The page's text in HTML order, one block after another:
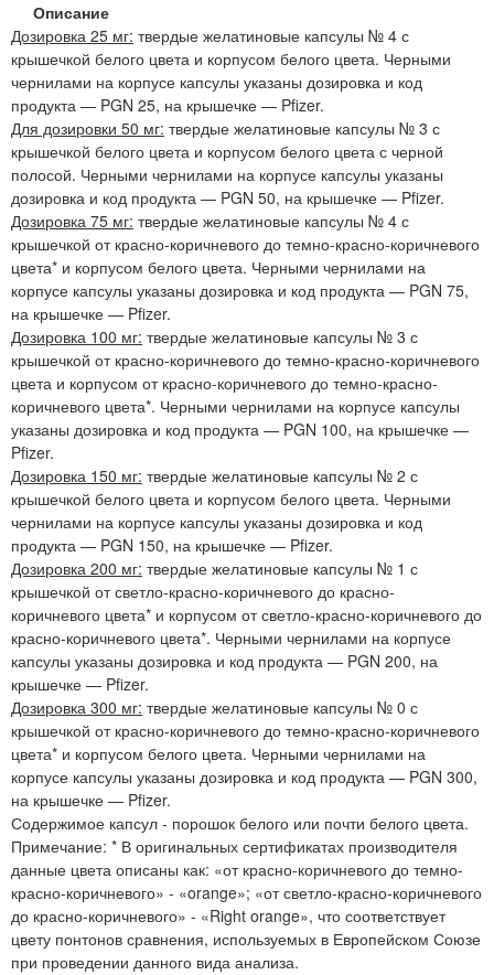
Описание
Дозировка 25 мг: твердые желатиновые капсулы № 4 с
крышечкой белого цвета и корпусом белого цвета. Черными
чернилами на корпусе капсулы указаны дозировка и код
продукта — PGN 25, на крышечке — Pfizer.
Для дозировки 50 мг: твердые желатиновые капсулы № 3 с
крышечкой белого цвета и корпусом белого цвета с черной
полосой. Черными чернилами на корпусе капсулы указаны
дозировка и код продукта — PGN 50, на крышечке — Pfizer.
Дозировка 75 мг: твердые желатиновые капсулы № 4 с
крышечкой от красно-коричневого до темно-красно-коричневого
цвета* и корпусом белого цвета. Черными чернилами на
корпусе капсулы указаны дозировка и код продукта — PGN 75,
на крышечке — Pfizer.
Дозировка 100 мг: твердые желатиновые капсулы № 3 с
крышечкой от красно-коричневого до темно-красно-коричневого
цвета и корпусом от красно-коричневого до темно-красно-
коричневого цвета*. Черными чернилами на корпусе капсулы
указаны дозировка и код продукта — PGN 100, на крышечке —
Pfizer.
Дозировка 150 мг: твердые желатиновые капсулы № 2 с
крышечкой белого цвета и корпусом белого цвета. Черными
чернилами на корпусе капсулы указаны дозировка и код
продукта — PGN 150, на крышечке — Pfizer.
Дозировка 200 мг: твердые желатиновые капсулы № 1 с
крышечкой от светло-красно-коричневого до красно-
коричневого цвета* и корпусом от светло-красно-коричневого до
красно-коричневого цвета*. Черными чернилами на корпусе
капсулы указаны дозировка и код продукта — PGN 200, на
крышечке — Pfizer.
Дозировка 300 мг: твердые желатиновые капсулы № 0 с
крышечкой от красно-коричневого до темно-красно-коричневого
цвета* и корпусом белого цвета. Черными чернилами на
корпусе капсулы указаны дозировка и код продукта — PGN 300,
на крышечке — Pfizer.
Содержимое капсул - порошок белого или почти белого цвета.
Примечание: * В оригинальных сертификатах производителя
данные цвета описаны как: «от красно-коричневого до темно-
красно-коричневого» - «orange»; «от светло-красно-коричневого
до красно-коричневого» - «Right orange», что соответствует
цвету понтонов сравнения, используемых в Европейском Союзе
при проведении данного вида анализа.